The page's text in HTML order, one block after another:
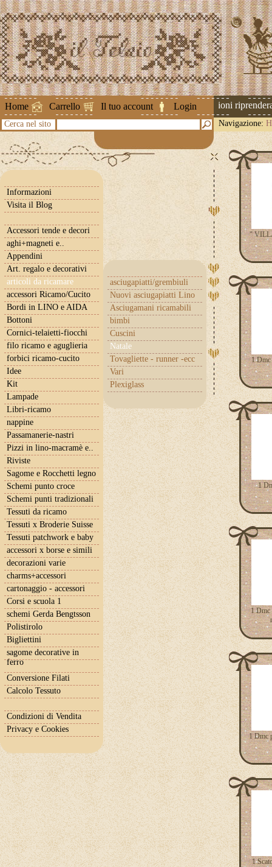
Home Carrello Il tuo account Login
Attenzione ! Le spedizioni
Cerca nel sito Navigazione:
Informazioni
Visita il Blog
Accessori tende e decori
aghi+magneti e..
Appendini
Art. regalo e decorativi
articoli da ricamare
asciugapiatti/grembiuli
Nuovi asciugapiatti Lino
Asciugamani ricamabili
bimbi
Cuscini
Natale
Tovagliette - runner -ecc
Vari
Plexiglass
accessori Ricamo/Cucito
Bordi in LINO e AIDA
Bottoni
Cornici-telaietti-fiocchi
filo ricamo e aguglieria
forbici ricamo-cucito
Idee
Kit
Lampade
Libri-ricamo
nappine
Passamanerie-nastri
Pizzi in lino-macramè e..
Riviste
Sagome e Rocchetti legno
Schemi punto croce
Schemi punti tradizionali
Tessuti da ricamo
Tessuti x Broderie Suisse
Tessuti patchwork e baby
accessori x borse e simili
decorazioni varie
charms+accessori
cartonaggio - accessori
Corsi e scuola 1
schemi Gerda Bengtsson
Polistirolo
Bigliettini
sagome decorative in
ferro
Conversione Filati
Calcolo Tessuto
Condizioni di Vendita
Privacy e Cookies
"
1 Dmc
1
1 Dmc
1 Dmc
1